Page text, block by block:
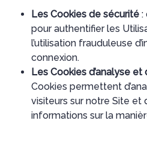
Les Cookies de sécurité :
pour authentifier les
l’utilisation frauduleuse
connexion.
Les Cookies d’analyse
Cookies permettent
visiteurs sur notre Site et
informations sur la